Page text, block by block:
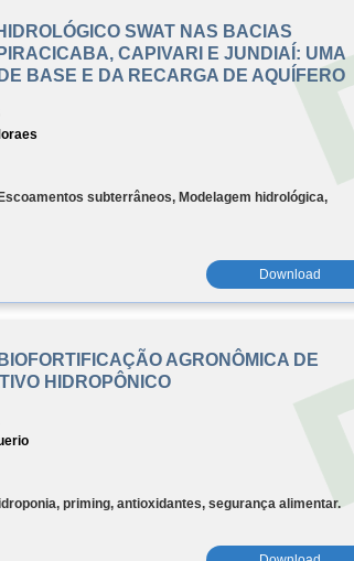
SWAT NAS BACIAS
CAPIVARI E JUNDIAÍ: UMA
BASE E DA RECARGA DE AQUÍFERO
subterrâneos, Modelagem hidrológica,
Download
AGRONÔMICA DE
HIDROPÔNICO
priming, antioxidantes, segurança alimentar.